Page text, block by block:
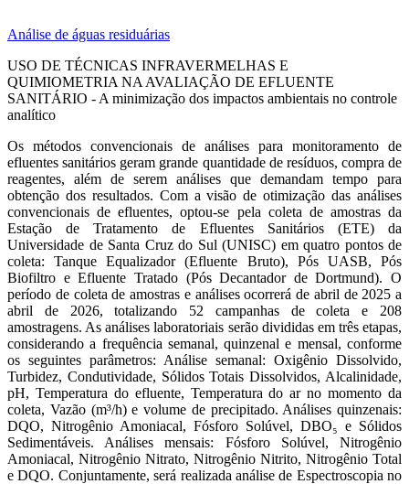
Análise de águas residuárias
USO DE TÉCNICAS INFRAVERMELHAS E
QUIMIOMETRIA NA AVALIAÇÃO DE EFLUENTE
SANITÁRIO - A minimização dos impactos ambientais no controle
analítico
Os métodos convencionais de análises para monitoramento de
efluentes sanitários geram grande quantidade de resíduos, compra de
reagentes, além de serem análises que demandam tempo para
obtenção dos resultados. Com a visão de otimização das análises
convencionais de efluentes, optou-se pela coleta de amostras da
Estação de Tratamento de Efluentes Sanitários (ETE) da
Universidade de Santa Cruz do Sul (UNISC) em quatro pontos de
coleta: Tanque Equalizador (Efluente Bruto), Pós UASB, Pós
Biofiltro e Efluente Tratado (Pós Decantador de Dortmund). O
período de coleta de amostras e análises ocorrerá de abril de 2025 a
abril de 2026, totalizando 52 campanhas de coleta e 208
amostragens. As análises laboratoriais serão divididas em três etapas,
considerando a frequência semanal, quinzenal e mensal, conforme
os seguintes parâmetros: Análise semanal: Oxigênio Dissolvido,
Turbidez, Condutividade, Sólidos Totais Dissolvidos, Alcalinidade,
pH, Temperatura do efluente, Temperatura do ar no momento da
coleta, Vazão (m³/h) e volume de precipitado. Análises quinzenais:
DQO, Nitrogênio Amoniacal, Fósforo Solúvel, DBO₅ e Sólidos
Sedimentáveis. Análises mensais: Fósforo Solúvel, Nitrogênio
Amoniacal, Nitrogênio Nitrato, Nitrogênio Nitrito, Nitrogênio Total
e DQO. Conjuntamente, será realizada análise de Espectroscopia no